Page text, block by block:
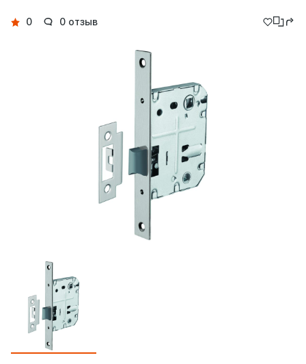
Детали
0 0 отзыв